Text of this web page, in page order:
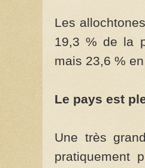
Les
19,3 % de la
mais 23,6 %
Le pays est
Une très
pratiquement